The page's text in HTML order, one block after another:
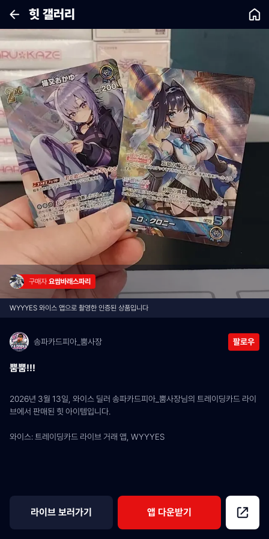
힛 갤러리
구매자 요쌈바래스파리
WYYYES 와이스 앱으로 촬영한 인증된 상품입니다
송파카드피아_뿜사장 팔로우
뿜뿜!!!
2026년 3월 13일, 와이스 딜러 송파카드피아_뿜사장님의 트레이딩카드 라이
브에서 판매된 힛 아이템입니다.
와이스: 트레이딩카드 라이브 거래 앱, WYYYES
라이브 보러가기 앱 다운받기